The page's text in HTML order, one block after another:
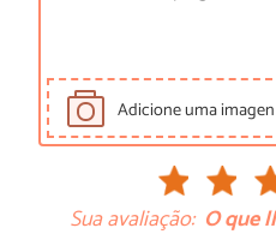
Adicione uma imagen
Sua avaliação: O que